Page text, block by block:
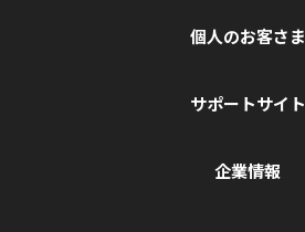
個人のお客さま
サポートサイト
企業情報